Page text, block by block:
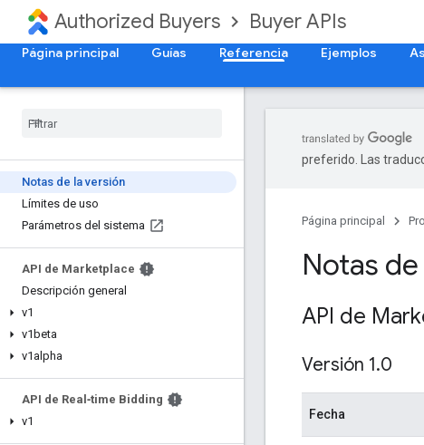
Authorized Buyers Buyer APIs
Página principal Guías Referencia Ejemplos
Notas de la versión
Límites de uso
Parámetros del sistema
API de Marketplace
Descripción general
v1
v1beta
v1alpha
API de Real‑time Bidding
v1
preferido. Las
Página principal
Notas
API de
Versión 1.0
Fecha